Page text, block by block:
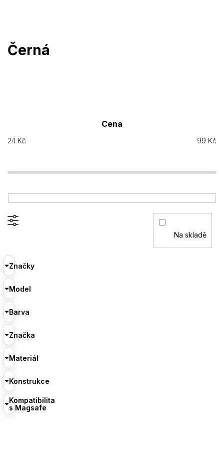
Černá
Cena
24 Kč 99 Kč
Na skladě
Značky
Model
Barva
Značka
Materiál
Konstrukce
Kompatibilita
s Magsafe